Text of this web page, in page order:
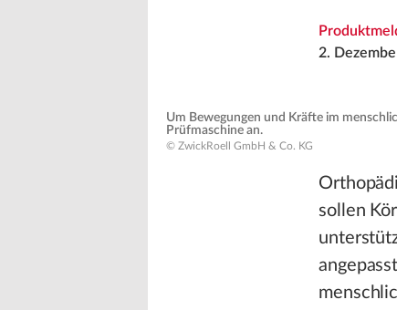
2.
Um Bewegungen und Kräfte im
Prüfmaschine an.
© ZwickRoell GmbH & Co. KG
sollen